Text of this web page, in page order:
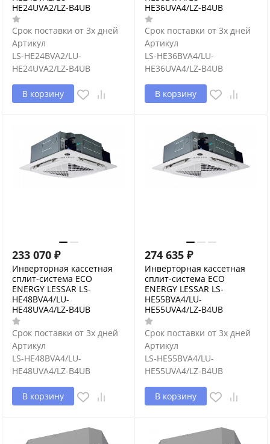
HE24UVA2/LZ-B4UB
Срок поставки от 3х дней
Артикул
LS-HE24BVA2/LU-
HE24UVA2/LZ-B4UB
В корзину
HE36UVA4/LZ-B4UB
Срок поставки от 3х дней
Артикул
LS-HE36BVA4/LU-
HE36UVA4/LZ-B4UB
В корзину
233 070 ₽
Инверторная кассетная
сплит-система ECO
ENERGY LESSAR LS-
HE48BVA4/LU-
HE48UVA4/LZ-B4UB
Срок поставки от 3х дней
Артикул
LS-HE48BVA4/LU-
HE48UVA4/LZ-B4UB
В корзину
274 635 ₽
Инверторная кассетная
сплит-система ECO
ENERGY LESSAR LS-
HE55BVA4/LU-
HE55UVA4/LZ-B4UB
Срок поставки от 3х дней
Артикул
LS-HE55BVA4/LU-
HE55UVA4/LZ-B4UB
В корзину